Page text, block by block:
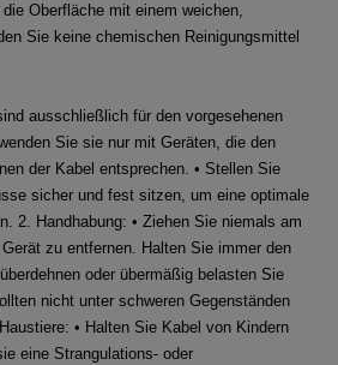
Oberfläche mit einem weichen,
Sie keine chemischen Reinigungsmittel
ausschließlich für den vorgesehenen
Sie sie nur mit Geräten, die den
der Kabel entsprechen. • Stellen Sie
sicher und fest sitzen, um eine optimale
2. Handhabung: • Ziehen Sie niemals am
zu entfernen. Halten Sie immer den
oder übermäßig belasten Sie
nicht unter schweren Gegenständen
• Halten Sie Kabel von Kindern
eine Strangulations- oder